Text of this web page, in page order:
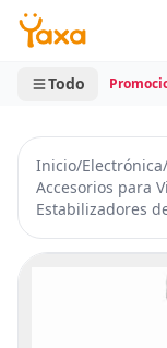
MINI CARRITO
0 productos
Todo
Inicio/Electrónica/
Accesorios para
Estabilizadores